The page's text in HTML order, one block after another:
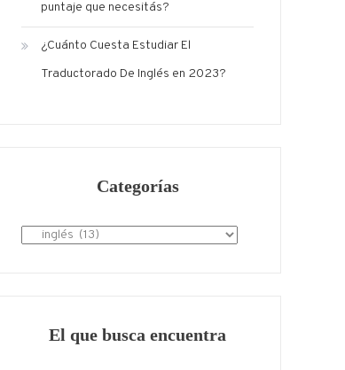
puntaje que necesitás?
¿Cuánto Cuesta Estudiar El
Traductorado De Inglés en 2023?
Categorías
Categorías
El que busca encuentra